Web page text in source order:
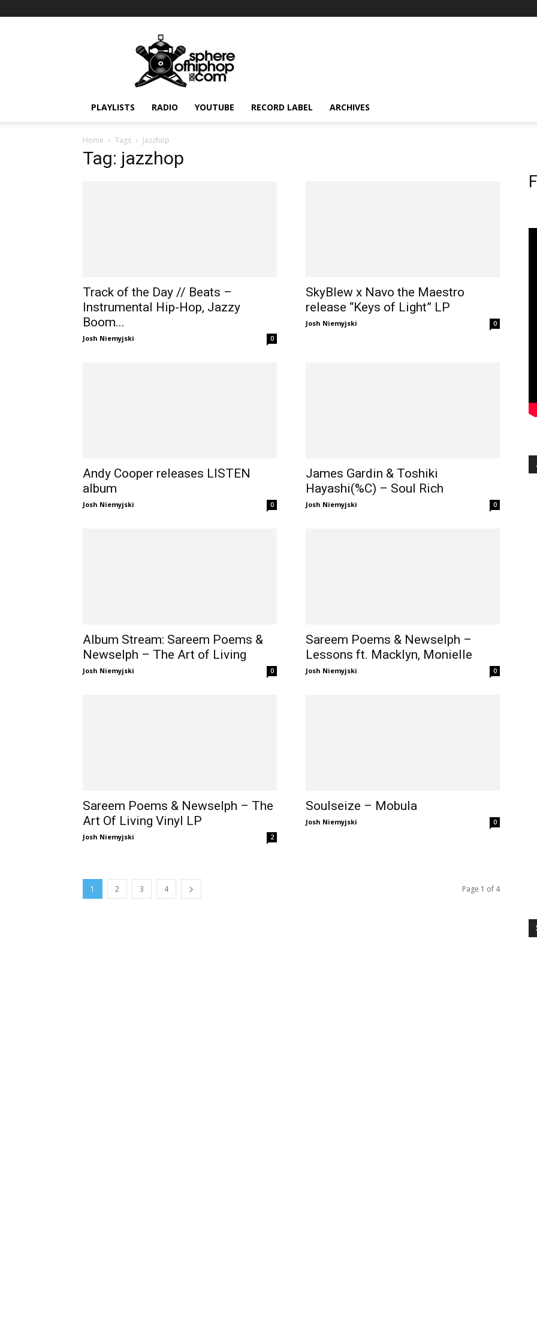
PLAYLISTS RADIO YOUTUBE RECORD LABEL ARCHIVES
Home Tags Jazzhop
Tag: jazzhop
Track of the Day // Beats –
Instrumental Hip-Hop, Jazzy
Boom...
Josh Niemyjski 0
SkyBlew x Navo the Maestro
release “Keys of Light” LP
Josh Niemyjski 0
Andy Cooper releases LISTEN
album
Josh Niemyjski 0
James Gardin & Toshiki
Hayashi(%C) – Soul Rich
Josh Niemyjski 0
Album Stream: Sareem Poems &
Newselph – The Art of Living
Josh Niemyjski 0
Sareem Poems & Newselph –
Lessons ft. Macklyn, Monielle
Josh Niemyjski 0
Sareem Poems & Newselph – The
Art Of Living Vinyl LP
Josh Niemyjski 2
Soulseize – Mobula
Josh Niemyjski 0
1 2 3 4 Page 1 of 4